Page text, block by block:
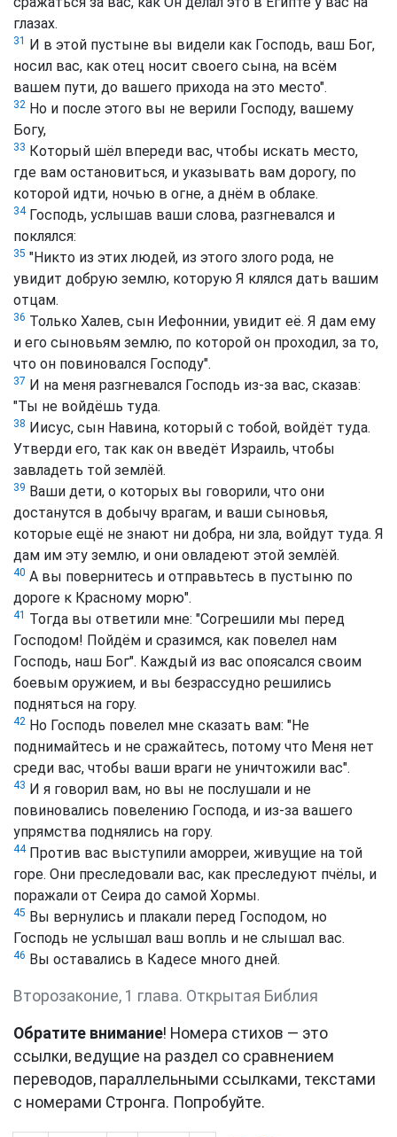
глазах.
31
И в этой пустыне вы видели как Господь, ваш Бог,
носил вас, как отец носит своего сына, на всём
вашем пути, до вашего прихода на это место".
32 Но и после этого вы не верили Господу, вашему
Богу,
33 Который шёл впереди вас, чтобы искать место,
где вам остановиться, и указывать вам дорогу, по
которой идти, ночью в огне, а днём в облаке.
34Господь, услышав ваши слова, разгневался и
поклялся:
35 "Никто из этих людей, из этого злого рода, не
увидит добрую землю, которую Я клялся дать вашим
отцам.
36 Только Халев, сын Иефоннии, увидит её. Я дам ему
и его сыновьям землю, по которой он проходил, за то,
что он повиновался Господу".
37 И на меня разгневался Господь из-за вас, сказав:
"Ты не войдёшь туда.
38 Иисус, сын Навина, который с тобой, войдёт туда.
Утверди его, так как он введёт Израиль, чтобы
завладеть той землёй.
39 Ваши дети, о которых вы говорили, что они
достанутся в добычу врагам, и ваши сыновья,
которые ещё не знают ни добра, ни зла, войдут туда. Я
дам им эту землю, и они овладеют этой землёй.
40 А вы повернитесь и отправьтесь в пустыню по
дороге к Красному морю".
41 Тогда вы ответили мне: "Согрешили мы перед
Господом! Пойдём и сразимся, как повелел нам
Господь, наш Бог". Каждый из вас опоясался своим
боевым оружием, и вы безрассудно решились
подняться на гору.
42 Но Господь повелел мне сказать вам: "Не
поднимайтесь и не сражайтесь, потому что Меня нет
среди вас, чтобы ваши враги не уничтожили вас".
43 И я говорил вам, но вы не послушали и не
повиновались повелению Господа, и из-за вашего
упрямства поднялись на гору.
44Против вас выступили аморреи, живущие на той
горе. Они преследовали вас, как преследуют пчёлы, и
поражали от Сеира до самой Хормы.
45 Вы вернулись и плакали перед Господом, но
Господь не услышал ваш вопль и не слышал вас.
46 Вы оставались в Кадесе много дней.
Второзаконие, 1 глава. Открытая Библия
Обратите внимание! Номера стихов — это
ссылки, ведущие на раздел со сравнением
переводов, параллельными ссылками, текстами
с номерами Стронга. Попробуйте.